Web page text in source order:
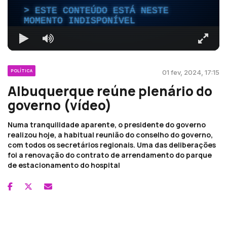
ESTE CONTEÚDO ESTÁ NESTE
MOMENTO INDISPONÍVEL
POLÍTICA 01 fev, 2024, 17:15
Albuquerque reúne plenário do
governo (vídeo)
Numa tranquilidade aparente, o presidente do governo
realizou hoje, a habitual reunião do conselho do governo,
com todos os secretários regionais. Uma das deliberações
foi a renovação do contrato de arrendamento do parque
de estacionamento do hospital